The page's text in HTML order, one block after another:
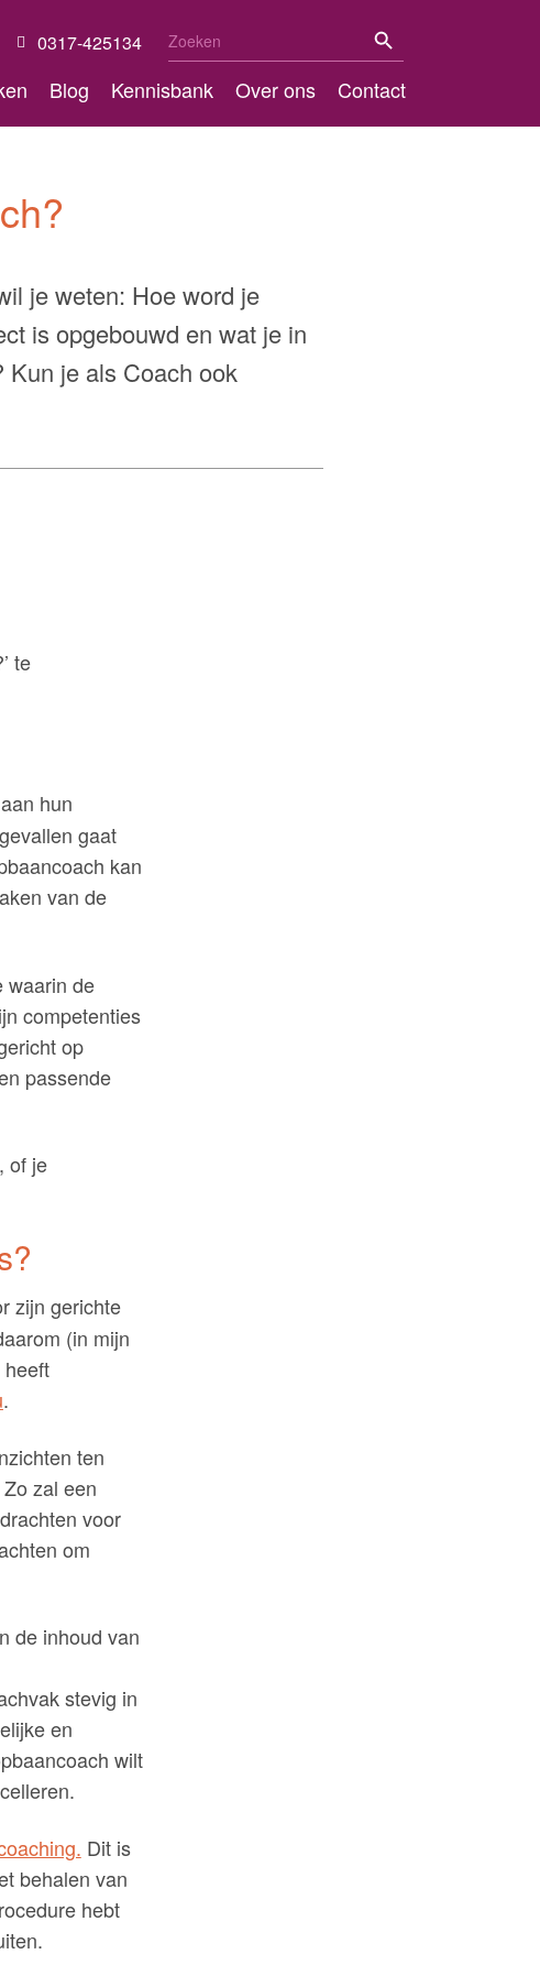
0317-425134 Zoek
naar:
Blog Kennisbank Over ons Contact
je weten: Hoe word je
is opgebouwd en wat je in
Kun je als Coach ook
te
hun
gaat
kan
van de
waarin de
competenties
op
passende
of je
zijn gerichte
(in mijn
.
ten
zal een
voor
om
de inhoud van
stevig in
en
wilt
Dit is
behalen van
hebt